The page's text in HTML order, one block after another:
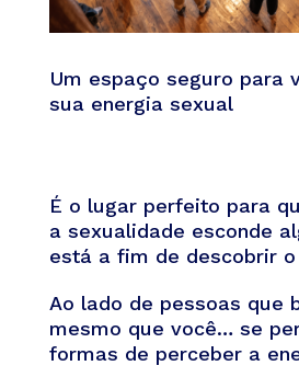
Um espaço seguro para
sua energia sexual
É o lugar perfeito para
a sexualidade esconde
está a fim de descobrir o
Ao lado de pessoas que
mesmo que você… se
formas de perceber a